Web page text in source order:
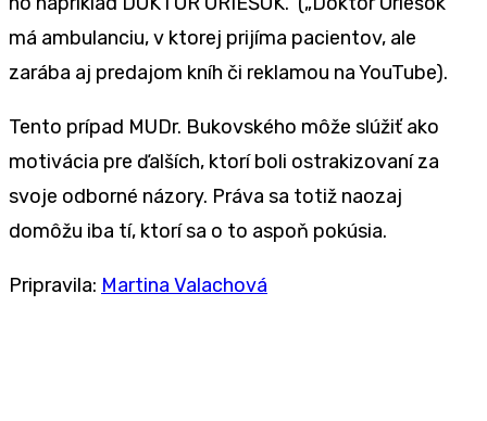
má ambulanciu, v ktorej prijíma pacientov, ale
zarába aj predajom kníh či reklamou na YouTube).
Tento prípad MUDr. Bukovského môže slúžiť ako
motivácia pre ďalších, ktorí boli ostrakizovaní za
svoje odborné názory. Práva sa totiž naozaj
domôžu iba tí, ktorí sa o to aspoň pokúsia.
Pripravila: Martina Valachová